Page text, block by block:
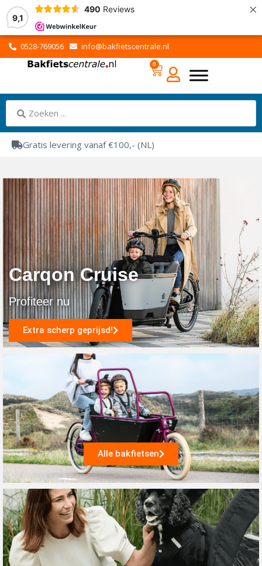
9,1
490 Reviews ×
0528-769056 info@bakfietscentrale.nl
0
Gratis levering vanaf €100,- (NL)
Carqon Cruise
Profiteer nu
Extra scherp geprijsd!
Alle bakfietsen